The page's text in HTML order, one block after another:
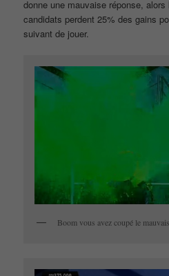
donne une mauvaise réponse,
candidats perdent 25% des gains
suivant de jouer.
Boom vous avez coupé le